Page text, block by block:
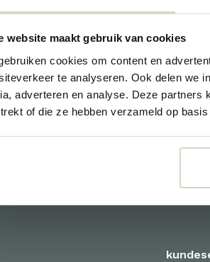
website maakt gebruik van cookies
cookies om content en
te analyseren. Ook delen we
adverteren en analyse. Deze partners
of die ze hebben verzameld op
glass